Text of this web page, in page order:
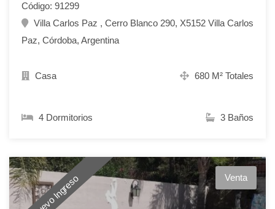
Código: 91299
Villa Carlos Paz , Cerro Blanco 290, X5152 Villa Carlos
Paz, Córdoba, Argentina
Casa 680 M² Totales
4 Dormitorios 3 Baños
Nuevo Ingreso Venta